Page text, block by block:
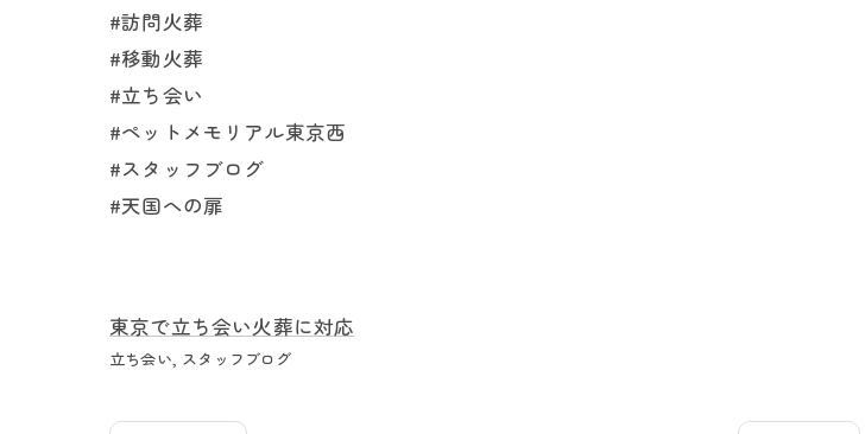
#訪問火葬
#移動火葬
#立ち会い
#ペットメモリアル東京西
#スタッフブログ
#天国への扉
東京で立ち会い火葬に対応
立ち会い スタッフブログ